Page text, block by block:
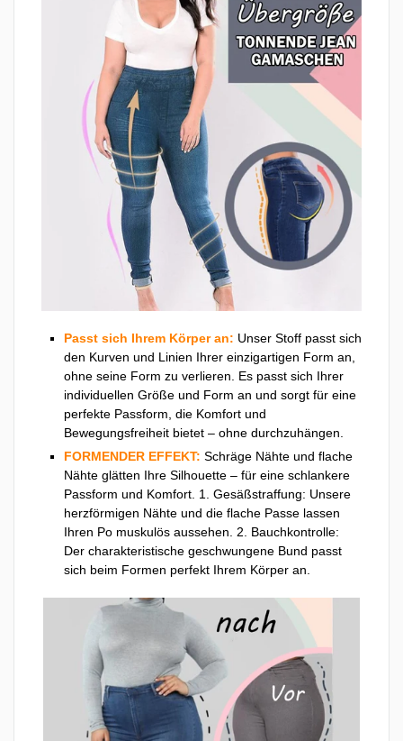
Passt sich Ihrem Körper an: Unser Stoff passt sich
den Kurven und Linien Ihrer einzigartigen Form an,
ohne seine Form zu verlieren. Es passt sich Ihrer
individuellen Größe und Form an und sorgt für eine
perfekte Passform, die Komfort und
Bewegungsfreiheit bietet – ohne durchzuhängen.
FORMENDER EFFEKT: Schräge Nähte und flache
Nähte glätten Ihre Silhouette – für eine schlankere
Passform und Komfort. 1. Gesäßstraffung: Unsere
herzförmigen Nähte und die flache Passe lassen
Ihren Po muskulös aussehen. 2. Bauchkontrolle:
Der charakteristische geschwungene Bund passt
sich beim Formen perfekt Ihrem Körper an.